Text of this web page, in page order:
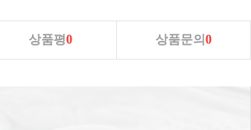
상품평0 상품문의0